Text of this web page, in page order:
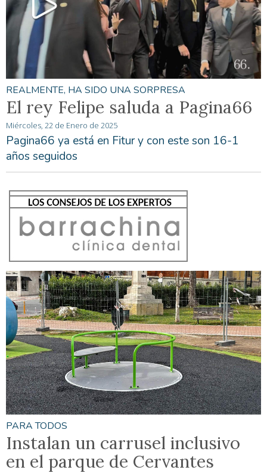
REALMENTE, HA SIDO UNA SORPRESA
El rey Felipe saluda a Pagina66
Miércoles, 22 de Enero de 2025
Pagina66 ya está en Fitur y con este son 16-1
años seguidos
PARA TODOS
Instalan un carrusel inclusivo
en el parque de Cervantes